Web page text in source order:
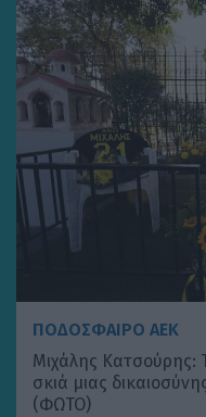
ΠΟΔΟΣΦΑΙΡΟ ΑΕΚ
Μιχάλης Κατσούρης:
σκιά μιας
(ΦΩΤΟ)